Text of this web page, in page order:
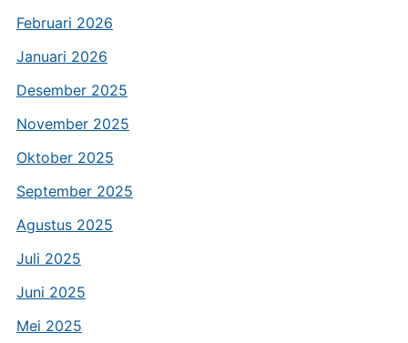
Februari 2026
Januari 2026
Desember 2025
November 2025
Oktober 2025
September 2025
Agustus 2025
Juli 2025
Juni 2025
Mei 2025